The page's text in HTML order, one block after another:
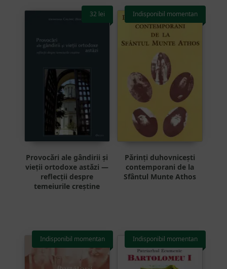
Provocări ale gândirii și
vieții ortodoxe astăzi —
reflecții despre
temeiurile creștine
32 lei
Părinți duhovnicești
contemporani de la
Sfântul Munte Athos
Indisponibil momentan
Indisponibil momentan Indisponibil momentan